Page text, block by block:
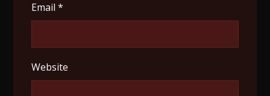
Email*
Website